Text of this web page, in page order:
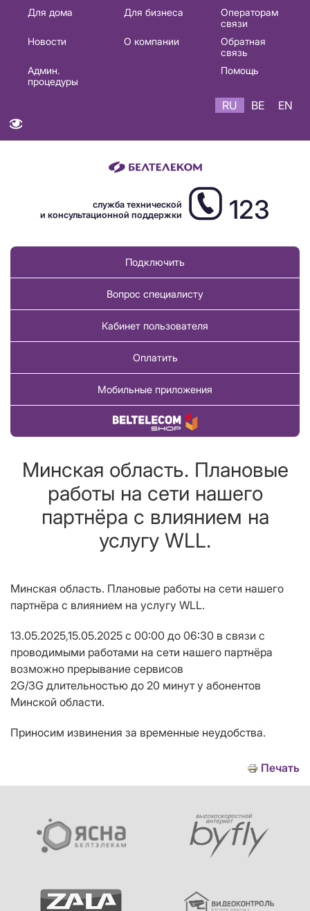
Основная
навигация
Для дома Для бизнеса
Операторам
связи
Новости
О компании
Обратная
связь
Админ.
процедуры
Помощь
RU BE EN
служба технической
и консультационной поддержки
123
Подключить
Вопрос специалисту
Кабинет пользователя
Оплатить
Мобильные приложения
Купить товар
Минская область. Плановые
работы на сети нашего
партнёра с влиянием на
услугу WLL.
Минская область. Плановые работы на сети нашего
партнёра с влиянием на услугу WLL.
13.05.2025,15.05.2025 с 00:00 до 06:30 в связи с
проводимыми работами на сети нашего партнёра
возможно прерывание сервисов
2G/3G длительностью до 20 минут у абонентов
Минской области.
Приносим извинения за временные неудобства.
Печать